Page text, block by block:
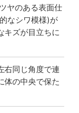
ヤのある表面仕
なシワ模様)が
キズが目立ちに
右同じ角度で連
体の中央で保た